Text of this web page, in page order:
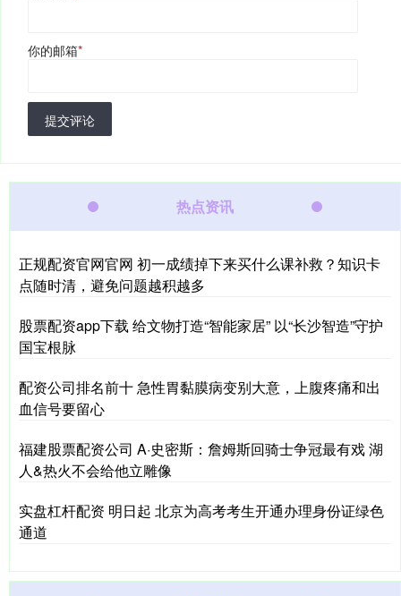
你的邮箱*
提交评论
热点资讯
正规配资官网官网 初一成绩掉下来买什么课补救？知识卡
点随时清，避免问题越积越多
股票配资app下载 给文物打造“智能家居” 以“长沙智造”守护
国宝根脉
配资公司排名前十 急性胃黏膜病变别大意，上腹疼痛和出
血信号要留心
福建股票配资公司 A·史密斯：詹姆斯回骑士争冠最有戏 湖
人&热火不会给他立雕像
实盘杠杆配资 明日起 北京为高考考生开通办理身份证绿色
通道